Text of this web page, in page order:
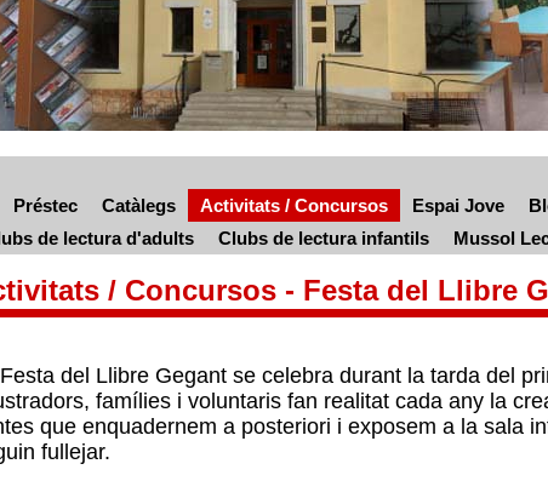
Préstec Catàlegs Activitats / Concursos Espai Jove
de lectura d'adults Clubs de lectura infantils Mussol
/ Concursos - Festa del Llibre
del Llibre Gegant se celebra durant la tarda del
famílies i voluntaris fan realitat cada any la
que enquadernem a posteriori i exposem a la sala
fullejar.